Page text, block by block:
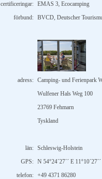
certificeringar: EMAS 3, Ecocamping
förbund: BVCD, Deutscher
adress: Camping- und Ferienpark
Wulfener Hals Weg 100
23769 Fehmarn
Tyskland
län: Schleswig-Holstein
GPS: N 54°24´27´´ E 11°10´27´´
telefon: +49 4371 86280